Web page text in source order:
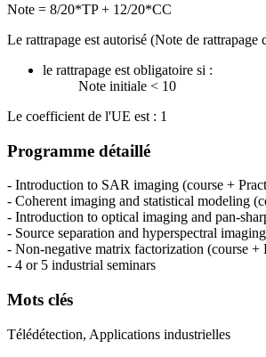
Note = 8/20*TP + 12/20*CC
Le rattrapage est autorisé (Note de rattrapage
le rattrapage est obligatoire si :
Note initiale < 10
Le coefficient de l'UE est : 1
Programme détaillé
- Introduction to SAR imaging (course +
- Coherent imaging and statistical modeling
- Introduction to optical imaging and pan-
- Source separation and hyperspectral
- Non-negative matrix factorization (course +
- 4 or 5 industrial seminars
Mots clés
Télédétection, Applications industrielles